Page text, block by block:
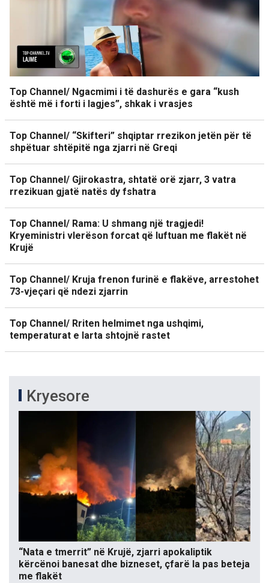
Top Channel/ Ngacmimi i të dashurës e gara “kush
është më i forti i lagjes”, shkak i vrasjes
Top Channel/ “Skifteri” shqiptar rrezikon jetën për të
shpëtuar shtëpitë nga zjarri në Greqi
Top Channel/ Gjirokastra, shtatë orë zjarr, 3 vatra
rrezikuan gjatë natës dy fshatra
Top Channel/ Rama: U shmang një tragjedi!
Kryeministri vlerëson forcat që luftuan me flakët në
Krujë
Top Channel/ Kruja frenon furinë e flakëve, arrestohet
73-vjeçari që ndezi zjarrin
Top Channel/ Rriten helmimet nga ushqimi,
temperaturat e larta shtojnë rastet
Kryesore
“Nata e tmerrit” në Krujë, zjarri apokaliptik
kërcënoi banesat dhe bizneset, çfarë la pas beteja
me flakët